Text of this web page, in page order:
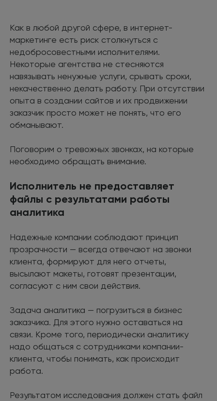
Как в любой другой сфере, в интернет-
маркетинге есть риск столкнуться с
недобросовестными исполнителями.
Некоторые агентства не стесняются
навязывать ненужные услуги, срывать сроки,
некачественно делать работу. При отсутствии
опыта в создании сайтов и их продвижении
заказчик просто может не понять, что его
обманывают.
Поговорим о тревожных звонках, на которые
необходимо обращать внимание.
Исполнитель не предоставляет
файлы с результатами работы
аналитика
Надежные компании соблюдают принцип
прозрачности — всегда отвечают на звонки
клиента, формируют для него отчеты,
высылают макеты, готовят презентации,
согласуют с ним свои действия.
Задача аналитика — погрузиться в бизнес
заказчика. Для этого нужно оставаться на
связи. Кроме того, периодически аналитику
надо общаться с сотрудниками компании-
клиента, чтобы понимать, как происходит
работа.
Результатом исследования должен стать файл